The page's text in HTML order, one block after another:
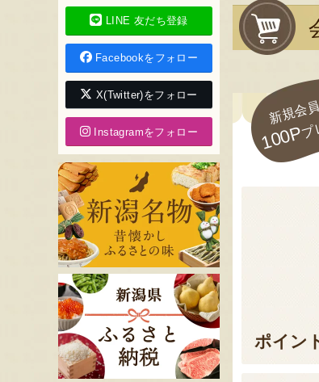
新規会
100P
ポイン
LINE 友だち登録
Facebookをフォロー
X(Twitter)をフォロー
Instagramをフォロー